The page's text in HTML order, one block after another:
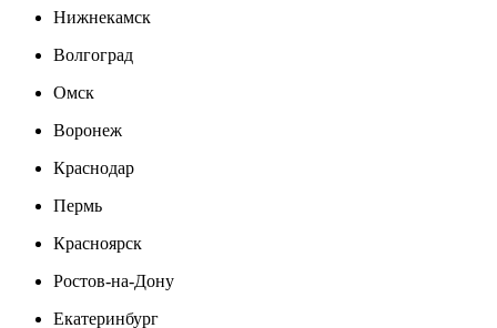
Нижнекамск
Волгоград
Омск
Воронеж
Краснодар
Пермь
Красноярск
Ростов-на-Дону
Екатеринбург